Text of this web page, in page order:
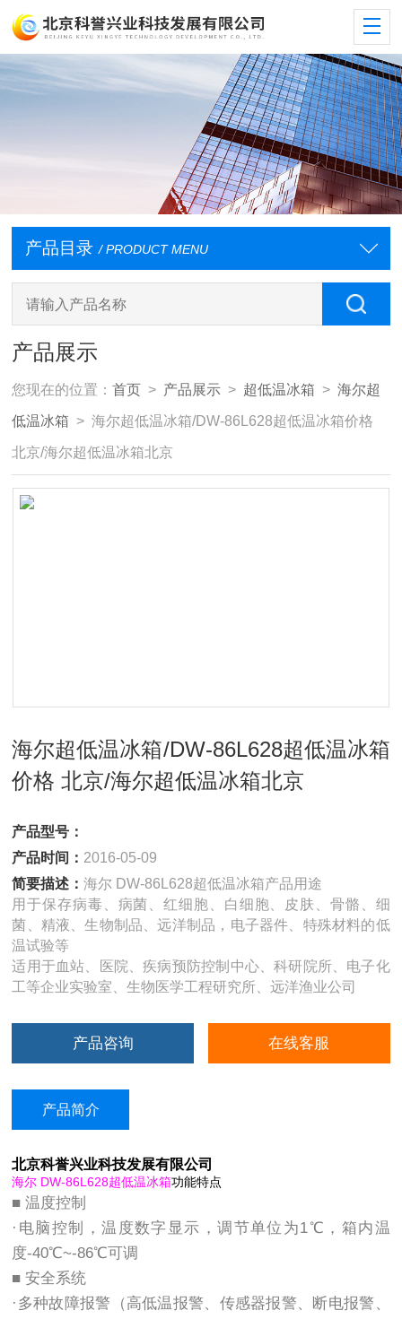
产品目录 / PRODUCT MENU
产品展示
您现在的位置：首页 > 产品展示 > 超低温冰箱 >海尔超
低温冰箱 > 海尔超低温冰箱/DW-86L628超低温冰箱价格
北京/海尔超低温冰箱北京
海尔超低温冰箱/DW-86L628超低温冰箱
价格 北京/海尔超低温冰箱北京
产品型号：
产品时间： 2016-05-09
简要描述：海尔 DW-86L628超低温冰箱产品用途
用于保存病毒、病菌、红细胞、白细胞、皮肤、骨骼、细
菌、精液、生物制品、远洋制品，电子器件、特殊材料的低
温试验等
适用于血站、医院、疾病预防控制中心、科研院所、电子化
工等企业实验室、生物医学工程研究所、远洋渔业公司
产品咨询 在线客服
产品简介
北京科誉兴业科技发展有限公司
海尔 DW-86L628超低温冰箱功能特点
■ 温度控制
·电脑控制，温度数字显示，调节单位为1℃，箱内温
度-40℃~-86℃可调
■ 安全系统
·多种故障报警（高低温报警、传感器报警、断电报警、